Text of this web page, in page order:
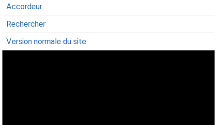
Accordeur
Rechercher
Version normale du site